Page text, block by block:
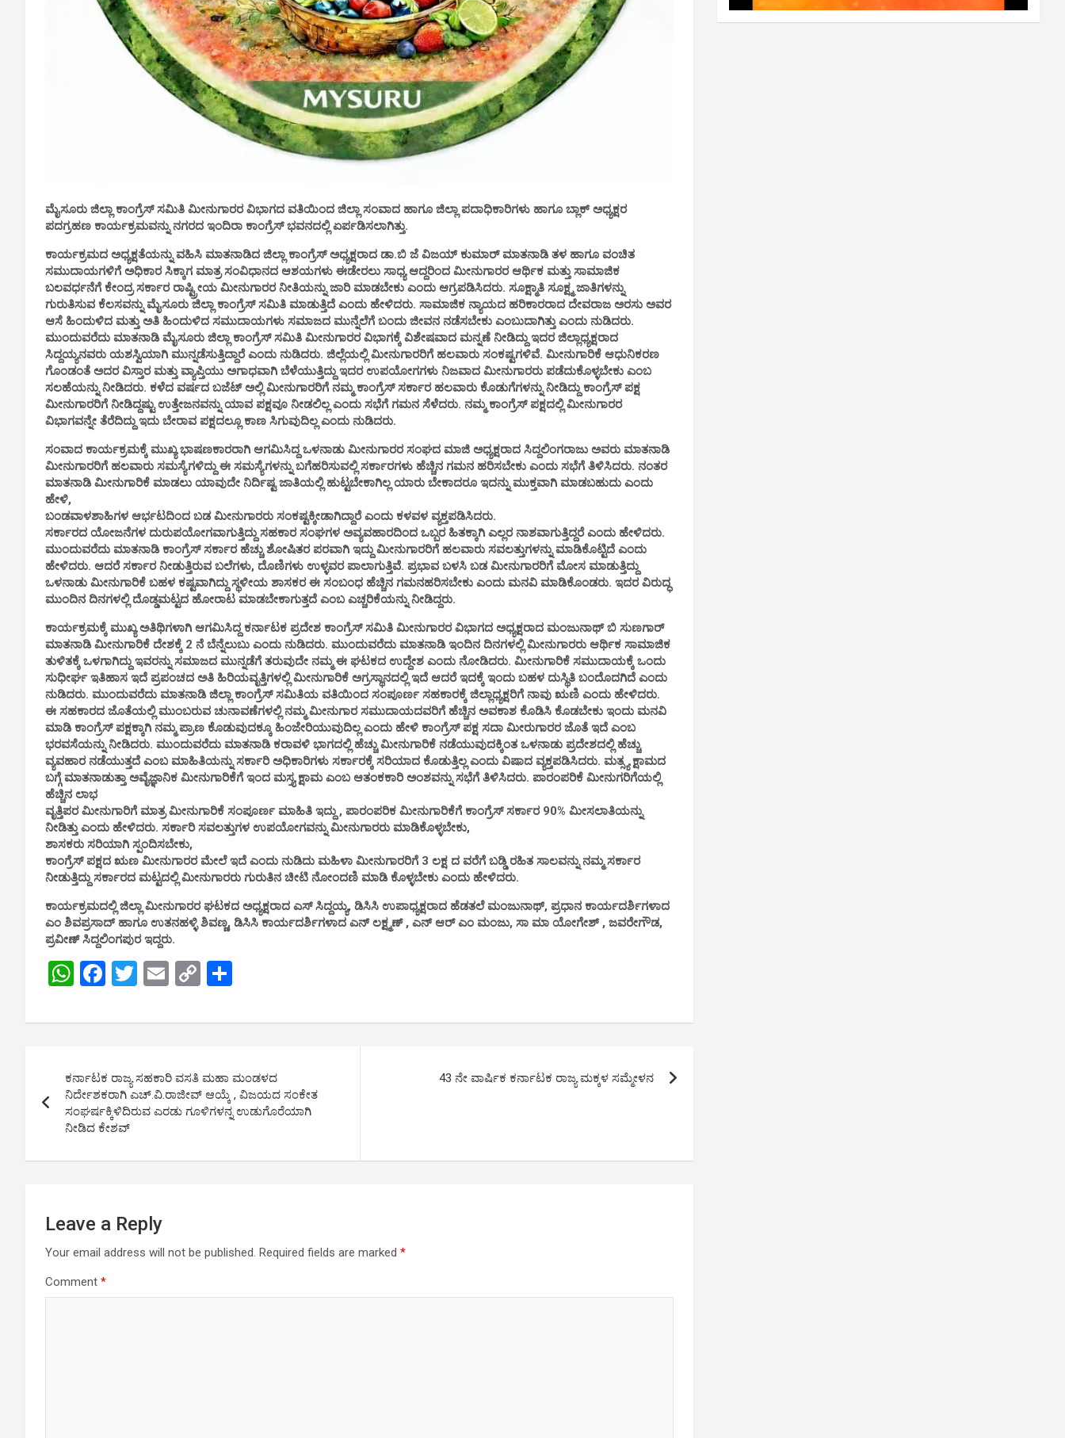
ಮೈಸೂರು ಜಿಲ್ಲಾ ಕಾಂಗ್ರೆಸ್ ಸಮಿತಿ ಮೀನುಗಾರರ ವಿಭಾಗದ ವತಿಯಿಂದ ಜಿಲ್ಲಾ ಸಂವಾದ ಹಾಗೂ ಜಿಲ್ಲಾ ಪದಾಧಿಕಾರಿಗಳು ಹಾಗೂ ಬ್ಲಾಕ್ ಅಧ್ಯಕ್ಷರ
ಪದಗ್ರಹಣ ಕಾರ್ಯಕ್ರಮವನ್ನು ನಗರದ ಇಂದಿರಾ ಕಾಂಗ್ರೆಸ್ ಭವನದಲ್ಲಿ ಏರ್ಪಡಿಸಲಾಗಿತ್ತು.
ಕಾರ್ಯಕ್ರಮದ ಅಧ್ಯಕ್ಷತೆಯನ್ನು ವಹಿಸಿ ಮಾತನಾಡಿದ ಜಿಲ್ಲಾ ಕಾಂಗ್ರೆಸ್ ಅಧ್ಯಕ್ಷರಾದ ಡಾ.ಬಿ ಜೆ ವಿಜಯ್ ಕುಮಾರ್ ಮಾತನಾಡಿ ತಳ ಹಾಗೂ ವಂಚಿತ
ಸಮುದಾಯಗಳಿಗೆ ಅಧಿಕಾರ ಸಿಕ್ಕಾಗ ಮಾತ್ರ ಸಂವಿಧಾನದ ಆಶಯಗಳು ಈಡೇರಲು ಸಾಧ್ಯ ಆದ್ದರಿಂದ ಮೀನುಗಾರರ ಆರ್ಥಿಕ ಮತ್ತು ಸಾಮಾಜಿಕ
ಬಲವರ್ಧನೆಗೆ ಕೇಂದ್ರ ಸರ್ಕಾರ ರಾಷ್ಟ್ರೀಯ ಮೀನುಗಾರರ ನೀತಿಯನ್ನು ಜಾರಿ ಮಾಡಬೇಕು ಎಂದು ಆಗ್ರಪಡಿಸಿದರು. ಸೂಕ್ಷ್ಮಾತಿ ಸೂಕ್ಷ್ಮ ಜಾತಿಗಳನ್ನು
ಗುರುತಿಸುವ ಕೆಲಸವನ್ನು ಮೈಸೂರು ಜಿಲ್ಲಾ ಕಾಂಗ್ರೆಸ್ ಸಮಿತಿ ಮಾಡುತ್ತಿದೆ ಎಂದು ಹೇಳಿದರು. ಸಾಮಾಜಿಕ ನ್ಯಾಯದ ಹರಿಕಾರರಾದ ದೇವರಾಜ ಅರಸು ಅವರ
ಆಸೆ ಹಿಂದುಳಿದ ಮತ್ತು ಅತಿ ಹಿಂದುಳಿದ ಸಮುದಾಯಗಳು ಸಮಾಜದ ಮುನ್ನೆಲೆಗೆ ಬಂದು ಜೀವನ ನಡೆಸಬೇಕು ಎಂಬುದಾಗಿತ್ತು ಎಂದು ನುಡಿದರು.
ಮುಂದುವರೆದು ಮಾತನಾಡಿ ಮೈಸೂರು ಜಿಲ್ಲಾ ಕಾಂಗ್ರೆಸ್ ಸಮಿತಿ ಮೀನುಗಾರರ ವಿಭಾಗಕ್ಕೆ ವಿಶೇಷವಾದ ಮನ್ನಣೆ ನೀಡಿದ್ದು ಇದರ ಜಿಲ್ಲಾಧ್ಯಕ್ಷರಾದ
ಸಿದ್ದಯ್ಯನವರು ಯಶಸ್ವಿಯಾಗಿ ಮುನ್ನಡೆಸುತ್ತಿದ್ದಾರೆ ಎಂದು ನುಡಿದರು. ಜಿಲ್ಲೆಯಲ್ಲಿ ಮೀನುಗಾರರಿಗೆ ಹಲವಾರು ಸಂಕಷ್ಟಗಳಿವೆ. ಮೀನುಗಾರಿಕೆ ಆಧುನಿಕರಣ
ಗೊಂಡಂತೆ ಅದರ ವಿಸ್ತಾರ ಮತ್ತು ವ್ಯಾಪ್ತಿಯು ಅಗಾಧವಾಗಿ ಬೆಳೆಯುತ್ತಿದ್ದು ಇದರ ಉಪಯೋಗಗಳು ನಿಜವಾದ ಮೀನುಗಾರರು ಪಡೆದುಕೊಳ್ಳಬೇಕು ಎಂಬ
ಸಲಹೆಯನ್ನು ನೀಡಿದರು. ಕಳೆದ ವರ್ಷದ ಬಜೆಟ್ ಅಲ್ಲಿ ಮೀನುಗಾರರಿಗೆ ನಮ್ಮ ಕಾಂಗ್ರೆಸ್ ಸರ್ಕಾರ ಹಲವಾರು ಕೊಡುಗೆಗಳನ್ನು ನೀಡಿದ್ದು ಕಾಂಗ್ರೆಸ್ ಪಕ್ಷ
ಮೀನುಗಾರರಿಗೆ ನೀಡಿದ್ದಷ್ಟು ಉತ್ತೇಜನವನ್ನು ಯಾವ ಪಕ್ಷವೂ ನೀಡಲಿಲ್ಲ ಎಂದು ಸಭೆಗೆ ಗಮನ ಸೆಳೆದರು. ನಮ್ಮ ಕಾಂಗ್ರೆಸ್ ಪಕ್ಷದಲ್ಲಿ ಮೀನುಗಾರರ
ವಿಭಾಗವನ್ನೇ ತೆರೆದಿದ್ದು ಇದು ಬೇರಾವ ಪಕ್ಷದಲ್ಲೂ ಕಾಣ ಸಿಗುವುದಿಲ್ಲ ಎಂದು ನುಡಿದರು.
ಸಂವಾದ ಕಾರ್ಯಕ್ರಮಕ್ಕೆ ಮುಖ್ಯ ಭಾಷಣಕಾರರಾಗಿ ಆಗಮಿಸಿದ್ದ ಒಳನಾಡು ಮೀನುಗಾರರ ಸಂಘದ ಮಾಜಿ ಅಧ್ಯಕ್ಷರಾದ ಸಿದ್ದಲಿಂಗರಾಜು ಅವರು ಮಾತನಾಡಿ
ಮೀನುಗಾರರಿಗೆ ಹಲವಾರು ಸಮಸ್ಯೆಗಳಿದ್ದು ಈ ಸಮಸ್ಯೆಗಳನ್ನು ಬಗೆಹರಿಸುವಲ್ಲಿ ಸರ್ಕಾರಗಳು ಹೆಚ್ಚಿನ ಗಮನ ಹರಿಸಬೇಕು ಎಂದು ಸಭೆಗೆ ತಿಳಿಸಿದರು. ನಂತರ
ಮಾತನಾಡಿ ಮೀನುಗಾರಿಕೆ ಮಾಡಲು ಯಾವುದೇ ನಿರ್ದಿಷ್ಟ ಜಾತಿಯಲ್ಲಿ ಹುಟ್ಟಬೇಕಾಗಿಲ್ಲ ಯಾರು ಬೇಕಾದರೂ ಇದನ್ನು ಮುಕ್ತವಾಗಿ ಮಾಡಬಹುದು ಎಂದು
ಹೇಳಿ,
ಬಂಡವಾಳಶಾಹಿಗಳ ಆರ್ಭಟದಿಂದ ಬಡ ಮೀನುಗಾರರು ಸಂಕಷ್ಟಕ್ಕೀಡಾಗಿದ್ದಾರೆ ಎಂದು ಕಳವಳ ವ್ಯಕ್ತಪಡಿಸಿದರು.
ಸರ್ಕಾರದ ಯೋಜನೆಗಳ ದುರುಪಯೋಗವಾಗುತ್ತಿದ್ದು ಸಹಕಾರ ಸಂಘಗಳ ಅವ್ಯವಹಾರದಿಂದ ಒಬ್ಬರ ಹಿತಕ್ಕಾಗಿ ಎಲ್ಲರ ನಾಶವಾಗುತ್ತಿದ್ದರೆ ಎಂದು ಹೇಳಿದರು.
ಮುಂದುವರೆದು ಮಾತನಾಡಿ ಕಾಂಗ್ರೆಸ್ ಸರ್ಕಾರ ಹೆಚ್ಚು ಶೋಷಿತರ ಪರವಾಗಿ ಇದ್ದು ಮೀನುಗಾರರಿಗೆ ಹಲವಾರು ಸವಲತ್ತುಗಳನ್ನು ಮಾಡಿಕೊಟ್ಟಿದೆ ಎಂದು
ಹೇಳಿದರು. ಆದರೆ ಸರ್ಕಾರ ನೀಡುತ್ತಿರುವ ಬಲೆಗಳು, ದೊಣಿಗಳು ಉಳ್ಳವರ ಪಾಲಾಗುತ್ತಿವೆ. ಪ್ರಭಾವ ಬಳಸಿ ಬಡ ಮೀನುಗಾರರಿಗೆ ಮೋಸ ಮಾಡುತ್ತಿದ್ದು
ಒಳನಾಡು ಮೀನುಗಾರಿಕೆ ಬಹಳ ಕಷ್ಟವಾಗಿದ್ದು ಸ್ಥಳೀಯ ಶಾಸಕರ ಈ ಸಂಬಂಧ ಹೆಚ್ಚಿನ ಗಮನಹರಿಸಬೇಕು ಎಂದು ಮನವಿ ಮಾಡಿಕೊಂಡರು. ಇದರ ವಿರುದ್ಧ
ಮುಂದಿನ ದಿನಗಳಲ್ಲಿ ದೊಡ್ಡಮಟ್ಟದ ಹೋರಾಟ ಮಾಡಬೇಕಾಗುತ್ತದೆ ಎಂಬ ಎಚ್ಚರಿಕೆಯನ್ನು ನೀಡಿದ್ದರು.
ಕಾರ್ಯಕ್ರಮಕ್ಕೆ ಮುಖ್ಯ ಅತಿಥಿಗಳಾಗಿ ಆಗಮಿಸಿದ್ದ ಕರ್ನಾಟಕ ಪ್ರದೇಶ ಕಾಂಗ್ರೆಸ್ ಸಮಿತಿ ಮೀನುಗಾರರ ವಿಭಾಗದ ಅಧ್ಯಕ್ಷರಾದ ಮಂಜುನಾಥ್ ಬಿ ಸುಣಗಾರ್
ಮಾತನಾಡಿ ಮೀನುಗಾರಿಕೆ ದೇಶಕ್ಕೆ 2 ನೆ ಬೆನ್ನೆಲುಬು ಎಂದು ನುಡಿದರು. ಮುಂದುವರೆದು ಮಾತನಾಡಿ ಇಂದಿನ ದಿನಗಳಲ್ಲಿ ಮೀನುಗಾರರು ಆರ್ಥಿಕ ಸಾಮಾಜಿಕ
ತುಳಿತಕ್ಕೆ ಒಳಗಾಗಿದ್ದು ಇವರನ್ನು ಸಮಾಜದ ಮುನ್ನಡೆಗೆ ತರುವುದೇ ನಮ್ಮ ಈ ಘಟಕದ ಉದ್ದೇಶ ಎಂದು ನೋಡಿದರು. ಮೀನುಗಾರಿಕೆ ಸಮುದಾಯಕ್ಕೆ ಒಂದು
ಸುಧೀರ್ಘ ಇತಿಹಾಸ ಇದೆ ಪ್ರಪಂಚದ ಅತಿ ಹಿರಿಯವೃತ್ತಿಗಳಲ್ಲಿ ಮೀನುಗಾರಿಕೆ ಅಗ್ರಸ್ಥಾನದಲ್ಲಿ ಇದೆ ಆದರೆ ಇದಕ್ಕೆ ಇಂದು ಬಹಳ ದುಸ್ಥಿತಿ ಬಂದೊದಗಿದೆ ಎಂದು
ನುಡಿದರು. ಮುಂದುವರೆದು ಮಾತನಾಡಿ ಜಿಲ್ಲಾ ಕಾಂಗ್ರೆಸ್ ಸಮಿತಿಯ ವತಿಯಿಂದ ಸಂಪೂರ್ಣ ಸಹಕಾರಕ್ಕೆ ಜಿಲ್ಲಾಧ್ಯಕ್ಷರಿಗೆ ನಾವು ಋಣಿ ಎಂದು ಹೇಳಿದರು.
ಈ ಸಹಕಾರದ ಜೊತೆಯಲ್ಲಿ ಮುಂಬರುವ ಚುನಾವಣೆಗಳಲ್ಲಿ ನಮ್ಮ ಮೀನುಗಾರ ಸಮುದಾಯದವರಿಗೆ ಹೆಚ್ಚಿನ ಅವಕಾಶ ಕೊಡಿಸಿ ಕೊಡಬೇಕು ಇಂದು ಮನವಿ
ಮಾಡಿ ಕಾಂಗ್ರೆಸ್ ಪಕ್ಷಕ್ಕಾಗಿ ನಮ್ಮ ಪ್ರಾಣ ಕೊಡುವುದಕ್ಕೂ ಹಿಂಜೇರಿಯುವುದಿಲ್ಲ ಎಂದು ಹೇಳಿ ಕಾಂಗ್ರೆಸ್ ಪಕ್ಷ ಸದಾ ಮೀರುಗಾರರ ಜೊತೆ ಇದೆ ಎಂಬ
ಭರವಸೆಯನ್ನು ನೀಡಿದರು. ಮುಂದುವರೆದು ಮಾತನಾಡಿ ಕರಾವಳಿ ಭಾಗದಲ್ಲಿ ಹೆಚ್ಚು ಮೀನುಗಾರಿಕೆ ನಡೆಯುವುದಕ್ಕಿಂತ ಒಳನಾಡು ಪ್ರದೇಶದಲ್ಲಿ ಹೆಚ್ಚು
ವ್ಯವಹಾರ ನಡೆಯುತ್ತದೆ ಎಂಬ ಮಾಹಿತಿಯನ್ನು ಸರ್ಕಾರಿ ಅಧಿಕಾರಿಗಳು ಸರ್ಕಾರಕ್ಕೆ ಸರಿಯಾದ ಕೊಡುತ್ತಿಲ್ಲ ಎಂದು ವಿಷಾದ ವ್ಯಕ್ತಪಡಿಸಿದರು. ಮತ್ಸ್ಯ ಕ್ಷಾಮದ
ಬಗ್ಗೆ ಮಾತನಾಡುತ್ತಾ ಅವೈಜ್ಞಾನಿಕ ಮೀನುಗಾರಿಕೆಗೆ ಇಂದ ಮಸ್ತ್ಯ ಕ್ಷಾಮ ಎಂಬ ಆತಂಕಕಾರಿ ಅಂಶವನ್ನು ಸಭೆಗೆ ತಿಳಿಸಿದರು. ಪಾರಂಪರಿಕೆ ಮೀನುಗರಿಗೆಯಲ್ಲಿ
ಹೆಚ್ಚಿನ ಲಾಭ
ವೃತ್ತಿಪರ ಮೀನುಗಾರಿಗೆ ಮಾತ್ರ ಮೀನುಗಾರಿಕೆ ಸಂಪೂರ್ಣ ಮಾಹಿತಿ ಇದ್ದು , ಪಾರಂಪರಿಕ ಮೀನುಗಾರಿಕೆಗೆ ಕಾಂಗ್ರೆಸ್ ಸರ್ಕಾರ 90% ಮೀಸಲಾತಿಯನ್ನು
ನೀಡಿತ್ತು ಎಂದು ಹೇಳಿದರು. ಸರ್ಕಾರಿ ಸವಲತ್ತುಗಳ ಉಪಯೋಗವನ್ನು ಮೀನುಗಾರರು ಮಾಡಿಕೊಳ್ಳಬೇಕು,
ಶಾಸಕರು ಸರಿಯಾಗಿ ಸ್ಪಂದಿಸಬೇಕು,
ಕಾಂಗ್ರೆಸ್ ಪಕ್ಷದ ಋಣ ಮೀನುಗಾರರ ಮೇಲೆ ಇದೆ ಎಂದು ನುಡಿದು ಮಹಿಳಾ ಮೀನುಗಾರರಿಗೆ 3 ಲಕ್ಷ ದ ವರೆಗೆ ಬಡ್ಡಿ ರಹಿತ ಸಾಲವನ್ನು ನಮ್ಮ ಸರ್ಕಾರ
ನೀಡುತ್ತಿದ್ದು ಸರ್ಕಾರದ ಮಟ್ಟದಲ್ಲಿ ಮೀನುಗಾರರು ಗುರುತಿನ ಚೀಟಿ ನೋಂದಣಿ ಮಾಡಿ ಕೊಳ್ಳಬೇಕು ಎಂದು ಹೇಳಿದರು.
ಕಾರ್ಯಕ್ರಮದಲ್ಲಿ ಜಿಲ್ಲಾ ಮೀನುಗಾರರ ಘಟಕದ ಅಧ್ಯಕ್ಷರಾದ ಎಸ್ ಸಿದ್ದಯ್ಯ, ಡಿಸಿಸಿ ಉಪಾಧ್ಯಕ್ಷರಾದ ಹೆಡತಲೆ ಮಂಜುನಾಥ್, ಪ್ರಧಾನ ಕಾರ್ಯದರ್ಶಿಗಳಾದ
ಎಂ ಶಿವಪ್ರಸಾದ್ ಹಾಗೂ ಉತನಹಳ್ಳಿ ಶಿವಣ್ಣ, ಡಿಸಿಸಿ ಕಾರ್ಯದರ್ಶಿಗಳಾದ ಎನ್ ಲಕ್ಷ್ಮಣ್ , ಎನ್ ಆರ್ ಎಂ ಮಂಜು, ಸಾ ಮಾ ಯೋಗೇಶ್ , ಜವರೇಗೌಡ,
ಪ್ರವೀಣ್ ಸಿದ್ದಲಿಂಗಪುರ ಇದ್ದರು.
W
at
A
p
p
F
ce
o
o
k
T
tt
E
ail
C
py
n
k
ar
navigation
ಕರ್ನಾಟಕ ರಾಜ್ಯ ಸಹಕಾರಿ ವಸತಿ ಮಹಾ ಮಂಡಳದ
ನಿರ್ದೇಶಕರಾಗಿ ಎಚ್.ವಿ.ರಾಜೀವ್ ಆಯ್ಕೆ , ವಿಜಯದ ಸಂಕೇತ
ಸಂಘರ್ಷಕ್ಕಿಳಿದಿರುವ ಎರಡು ಗೂಳಿಗಳನ್ನ ಉಡುಗೊರೆಯಾಗಿ
ನೀಡಿದ ಕೇಶವ್
43 ನೇ ವಾರ್ಷಿಕ ಕರ್ನಾಟಕ ರಾಜ್ಯ ಮಕ್ಕಳ ಸಮ್ಮೇಳನ
Leave a Reply
Your email address will not be published. Required fields are marked *
Comment *